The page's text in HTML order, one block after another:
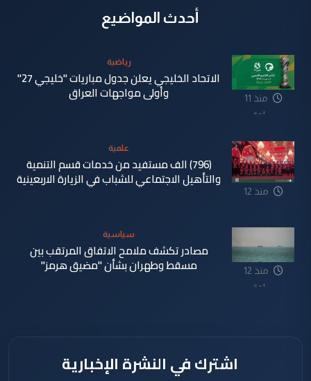
أحدث المواضيع
منذ 11
ساعة
رياضية
الاتحاد الخليجي يعلن جدول مباريات "خليجي 27"
وأولى مواجهات العراق
منذ 12
علمية
(796) الف مستفيد من خدمات قسم التنمية
والتأهيل الاجتماعي للشباب في الزيارة الاربعينية
منذ 12
ساعة
سياسية
مصادر تكشف ملامح الاتفاق المرتقب بين
مسقط وطهران بشأن "مضيق هرمز"
اشترك في النشرة الإخبارية